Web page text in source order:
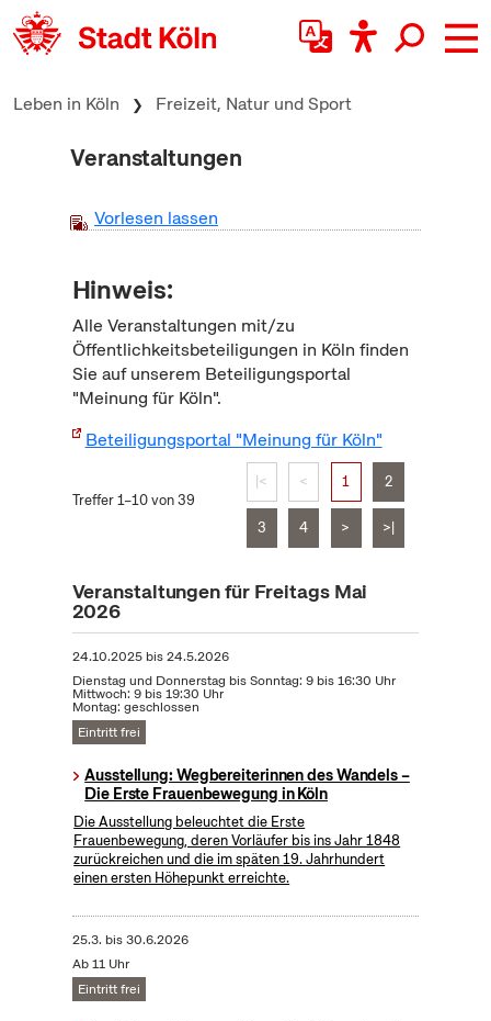
zum Inhalt springen
Leben in Köln Freizeit, Natur und Sport
Veranstaltungen
Vorlesen lassen
Hinweis:
Alle Veranstaltungen mit/zu
Öffentlichkeitsbeteiligungen in Köln finden
Sie auf unserem Beteiligungsportal
"Meinung für Köln".
Beteiligungsportal "Meinung für Köln"
Treffer 1–10 von 39
|< < 1 2
3 4 > >|
Veranstaltungen für Freitags Mai
2026
24.10.2025bis24.5.2026
Dienstag und Donnerstag bis Sonntag: 9 bis 16:30 Uhr
Mittwoch: 9 bis 19:30 Uhr
Montag: geschlossen
Eintritt frei
Ausstellung: Wegbereiterinnen des Wandels –
Die Erste Frauenbewegung in Köln
Die Ausstellung beleuchtet die Erste
Frauenbewegung, deren Vorläufer bis ins Jahr 1848
zurückreichen und die im späten 19. Jahrhundert
einen ersten Höhepunkt erreichte.
25.3. bis30.6.2026
Ab 11 Uhr
Eintritt frei